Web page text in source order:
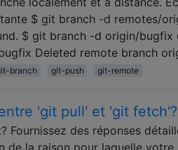
$ git branch -d remotes/
$ git branch -d origin/
Deleted remote branch
branch git-push git-remote
'git pull' et 'git fetch'?
Fournissez des réponses
de la raison pour laquelle